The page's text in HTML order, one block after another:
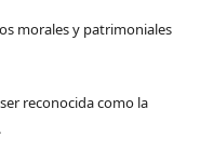
morales y patrimoniales
reconocida como la